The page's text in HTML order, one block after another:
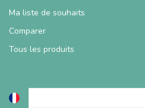
Ma liste de souhaits
Comparer
Tous les produits